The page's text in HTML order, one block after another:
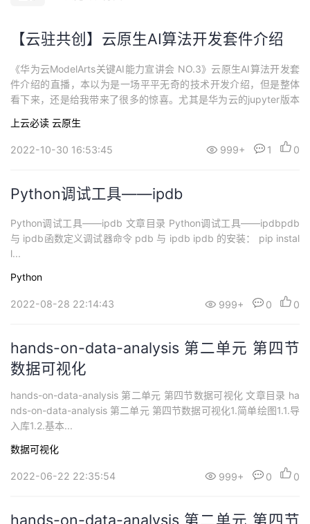
者
学
堂
我
课
程
的
认
我
的
我
持
我
的
术
支
我
云
声
【云驻共创】云原生AI算法开发套件介绍
《华为云ModelArts关键AI能力宣讲会 NO.3》云原生AI算法开发套
件介绍的直播，本以为是一场平平无奇的技术开发介绍，但是整体
看下来，还是给我带来了很多的惊喜。尤其是华为云的jupyter版本
一起来看看吧！ 1. 云原生AI算法开发套件简述在传统的 AI 开发过程
中，我们发现，模型的训练、评估、测试、优化、转换、实现和部
上云必读 云原生
2022-10-30 16:53:45 999+ 1 0
Python调试工具——ipdb
Python调试工具——ipdb 文章目录 Python调试工具——ipdbpdb
与 ipdb函数定义调试器命令 pdb 与 ipdb ipdb 的安装： pip instal
l...
Python
2022-08-28 22:14:43 999+ 0 0
hands-on-data-analysis 第二单元 第四节
数据可视化
hands-on-data-analysis 第二单元 第四节数据可视化 文章目录 ha
nds-on-data-analysis 第二单元 第四节数据可视化1.简单绘图1.1.导
入库1.2.基本...
数据可视化
2022-06-22 22:35:54 999+ 0 0
hands-on-data-analysis 第二单元 第四节